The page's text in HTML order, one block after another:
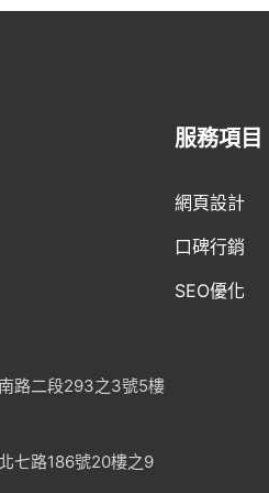
路二段293之3號5樓
七路186號20樓之9
服務項目
網頁設計
口碑行銷
SEO優化